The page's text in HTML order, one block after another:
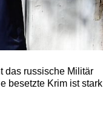
das russische Militär
besetzte Krim ist stark